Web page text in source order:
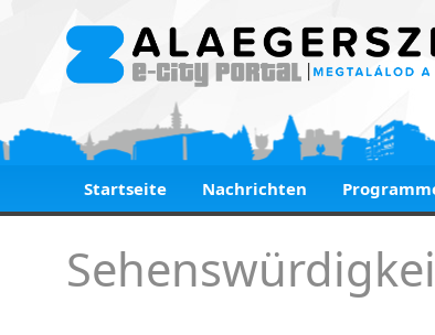
Startseite Nachrichten
Interessantes